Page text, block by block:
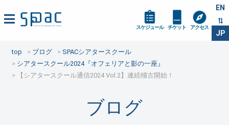
EN
JP
スケジュール チケット アクセス
top ブログ
SPACシアタースクール
シアタースクール2024『オフェリアと影の一座』
【シアタースクール通信2024 Vol.2】連続稽古開始！
ブログ